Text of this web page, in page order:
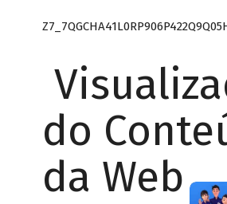
do
da Web